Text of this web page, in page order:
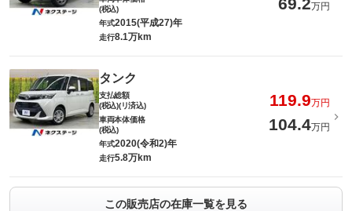
(税込)
万円
年式2015(平成27)年
走行8.1万km
タンク
支払総額
(税込)(リ済込)
119.9万円
車両本体価格
(税込)
104.4万円
年式2020(令和2)年
走行5.8万km
この販売店の在庫一覧を見る